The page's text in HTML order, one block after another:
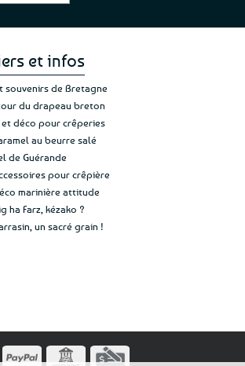
et infos
souvenirs de Bretagne
du drapeau breton
et déco pour crêperies
au beurre salé
de Guérande
pour crêpière
marinière attitude
ha Farz, kézako ?
un sacré grain !